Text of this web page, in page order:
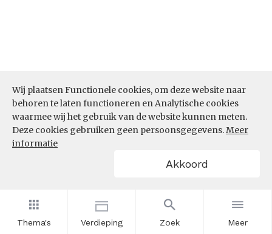
Thema's Verdieping Zoek Meer
Wij plaatsen Functionele cookies, om deze website naar
behoren te laten functioneren en Analytische cookies
waarmee wij het gebruik van de website kunnen meten.
Deze cookies gebruiken geen persoonsgegevens.Meer
informatie
Akkoord
Bron:CBS microdata (EBB)(05-03-2026)
Werkenden deelname leven lang
In hoeverre nemen werkenden binnen de sector
Onderwijs deel aan leven lang leren? Is het aandeel